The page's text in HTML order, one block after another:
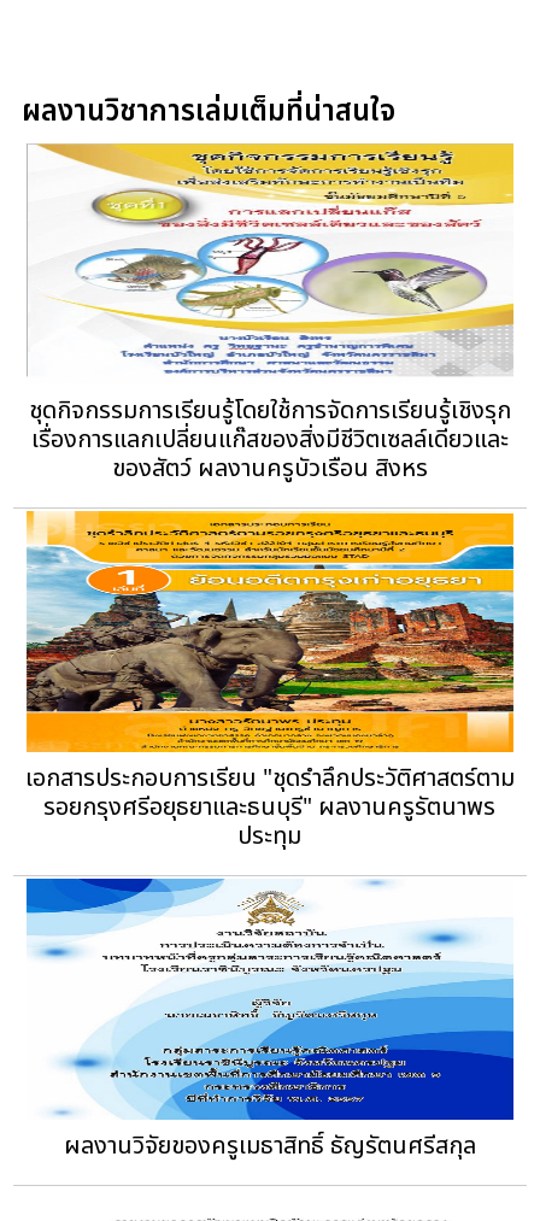
ผลงานวิชาการเล่มเต็มที่น่าสนใจ
ชุดกิจกรรมการเรียนรู้โดยใช้การจัดการเรียนรู้เชิงรุก
เรื่องการแลกเปลี่ยนแก๊สของสิ่งมีชีวิตเซลล์เดียวและ
ของสัตว์ ผลงานครูบัวเรือน สิงหร
เอกสารประกอบการเรียน "ชุดรำลึกประวัติศาสตร์ตาม
รอยกรุงศรีอยุธยาและธนบุรี" ผลงานครูรัตนาพร
ประทุม
ผลงานวิจัยของครูเมธาสิทธิ์ ธัญรัตนศรีสกุล